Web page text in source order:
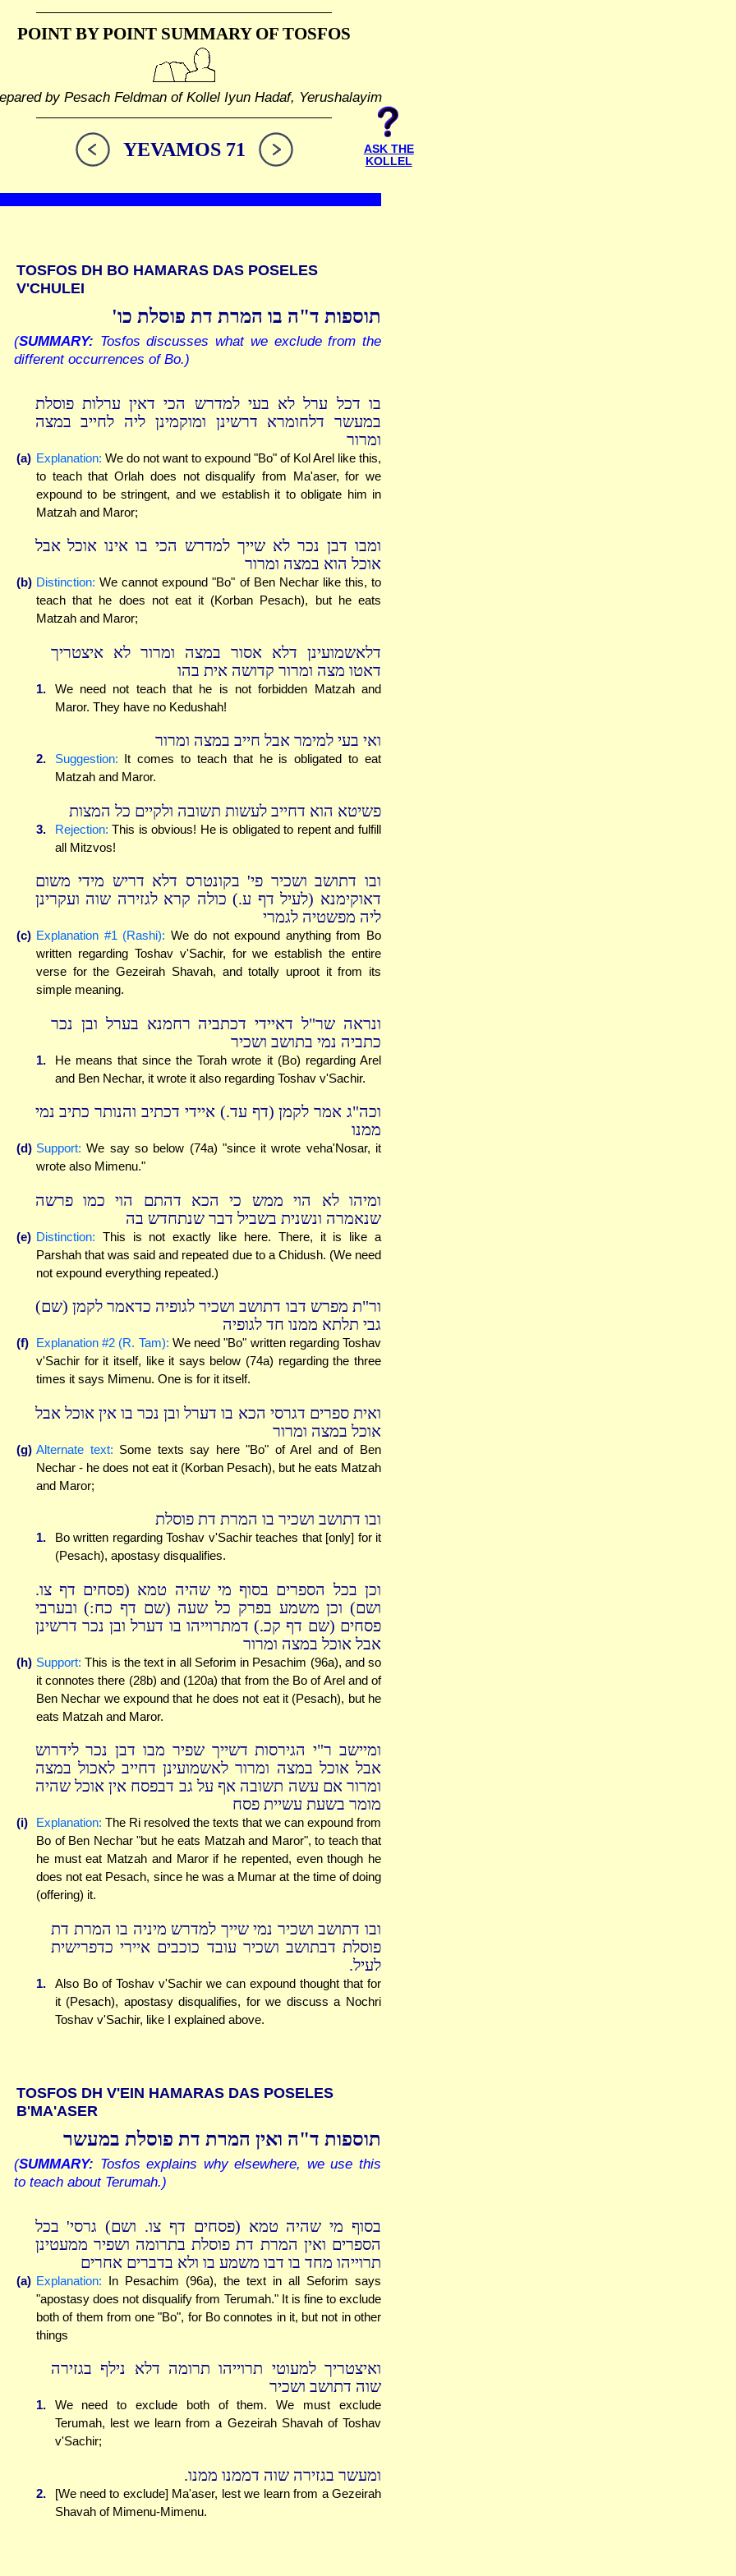
POINT BY POINT SUMMARYOF TOSFOS
by Pesach Feldman of Kollel Iyun Hadaf, Yerushalayim
YEVAMOS 71
ASK THE
KOLLEL
TOSFOS DH BO HAMARAS DAS POSELES
V'CHULEI
תוספות ד"ה בו המרת דת פוסלת כו'
(SUMMARY: Tosfos discusses what we exclude from the
different occurrences of Bo.)
בו דכל ערל לא בעי למדרש הכי דאין ערלות פוסלת
במעשר דלחומרא דרשינן ומוקמינן ליה לחייב במצה
ומרור
(a) Explanation: We do not want to expound "Bo" of Kol Arel like this,
to teach that Orlah does not disqualify from Ma'aser, for we
expound to be stringent, and we establish it to obligate him in
Matzah and Maror;
ומבו דבן נכר לא שייך למדרש הכי בו אינו אוכל אבל
אוכל הוא במצה ומרור
(b) Distinction: We cannot expound "Bo" of Ben Nechar like this, to
teach that he does not eat it (Korban Pesach), but he eats
Matzah and Maror;
דלאשמועינן דלא אסור במצה ומרור לא איצטריך
דאטו מצה ומרור קדושה אית בהו
1.
We need not teach that he is not forbidden Matzah and
Maror. They have no Kedushah!
ואי בעי למימר אבל חייב במצה ומרור
2. Suggestion: It comes to teach that he is obligated to eat
Matzah and Maror.
פשיטא הוא דחייב לעשות תשובה ולקיים כל המצות
3. Rejection: This is obvious! He is obligated to repent and fulfill
all Mitzvos!
ובו דתושב ושכיר פי' בקונטרס דלא דריש מידי משום
דאוקימנא (לעיל דף ע.) כולה קרא לגזירה שוה ועקרינן
ליה מפשטיה לגמרי
(c) Explanation #1 (Rashi): We do not expound anything from Bo
written regarding Toshav v'Sachir, for we establish the entire
verse for the Gezeirah Shavah, and totally uproot it from its
simple meaning.
ונראה שר"ל דאיידי דכתביה רחמנא בערל ובן נכר
כתביה נמי בתושב ושכיר
1.
He means that since the Torah wrote it (Bo) regarding Arel
and Ben Nechar, it wrote it also regarding Toshav v'Sachir.
וכה"ג אמר לקמן (דף עד.) איידי דכתיב והנותר כתיב נמי
ממנו
(d) Support: We say so below (74a) "since it wrote veha'Nosar, it
wrote also Mimenu."
ומיהו לא הוי ממש כי הכא דהתם הוי כמו פרשה
שנאמרה ונשנית בשביל דבר שנתחדש בה
(e) Distinction: This is not exactly like here. There, it is like a
Parshah that was said and repeated due to a Chidush. (We need
not expound everything repeated.)
ור"ת מפרש דבו דתושב ושכיר לגופיה כדאמר לקמן (שם)
גבי תלתא ממנו חד לגופיה
(f) Explanation #2 (R. Tam): We need "Bo" written regarding Toshav
v'Sachir for it itself, like it says below (74a) regarding the three
times it says Mimenu. One is for it itself.
ואית ספרים דגרסי הכא בו דערל ובן נכר בו אין אוכל אבל
אוכל במצה ומרור
(g) Alternate text: Some texts say here "Bo" of Arel and of Ben
Nechar - he does not eat it (Korban Pesach), but he eats Matzah
and Maror;
ובו דתושב ושכיר בו המרת דת פוסלת
1.
Bo written regarding Toshav v'Sachir teaches that [only] for it
(Pesach), apostasy disqualifies.
וכן בכל הספרים בסוף מי שהיה טמא (פסחים דף צו.
ושם) וכן משמע בפרק כל שעה (שם דף כח:) ובערבי
פסחים (שם דף קכ.) דמתרוייהו בו דערל ובן נכר דרשינן
אבל אוכל במצה ומרור
(h) Support: This is the text in all Seforim in Pesachim (96a), and so
it connotes there (28b) and (120a) that from the Bo of Arel and of
Ben Nechar we expound that he does not eat it (Pesach), but he
eats Matzah and Maror.
ומיישב ר"י הגירסות דשייך שפיר מבו דבן נכר לידרוש
אבל אוכל במצה ומרור לאשמועינן דחייב לאכול במצה
ומרור אם עשה תשובה אף על גב דבפסח אין אוכל שהיה
מומר בשעת עשיית פסח
(i) Explanation: The Ri resolved the texts that we can expound from
Bo of Ben Nechar "but he eats Matzah and Maror", to teach that
he must eat Matzah and Maror if he repented, even though he
does not eat Pesach, since he was a Mumar at the time of doing
(offering) it.
ובו דתושב ושכיר נמי שייך למדרש מיניה בו המרת דת
פוסלת דבתושב ושכיר עובד כוכבים איירי כדפרישית
לעיל.
1.
Also Bo of Toshav v'Sachir we can expound thought that for
it (Pesach), apostasy disqualifies, for we discuss a Nochri
Toshav v'Sachir, like I explained above.
TOSFOS DH V'EIN HAMARAS DAS POSELES
B'MA'ASER
תוספות ד"ה ואין המרת דת פוסלת במעשר
(SUMMARY: Tosfos explains why elsewhere, we use this
to teach about Terumah.)
בסוף מי שהיה טמא (פסחים דף צו. ושם) גרסי' בכל
הספרים ואין המרת דת פוסלת בתרומה ושפיר ממעטינן
תרוייהו מחד בו דבו משמע בו ולא בדברים אחרים
(a) Explanation: In Pesachim (96a), the text in all Seforim says
"apostasy does not disqualify from Terumah." It is fine to exclude
both of them from one "Bo", for Bo connotes in it, but not in other
things
ואיצטריך למעוטי תרוייהו תרומה דלא נילף בגזירה
שוה דתושב ושכיר
1.
We need to exclude both of them. We must exclude
Terumah, lest we learn from a Gezeirah Shavah of Toshav
v'Sachir;
ומעשר בגזירה שוה דממנו ממנו.
2.
[We need to exclude] Ma'aser, lest we learn from a Gezeirah
Shavah of Mimenu-Mimenu.